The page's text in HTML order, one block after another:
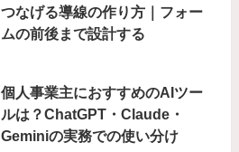
つなげる導線の作り方｜フォー
ムの前後まで設計する
個人事業主におすすめのAIツー
ルは？ChatGPT・Claude・
Geminiの実務での使い分け